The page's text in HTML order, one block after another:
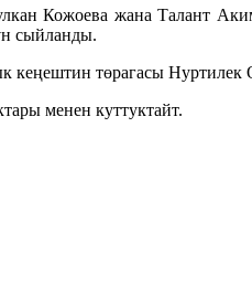
Кожоева жана Талант
сыйланды.
төрагасы Нуртилек
менен куттуктайт.